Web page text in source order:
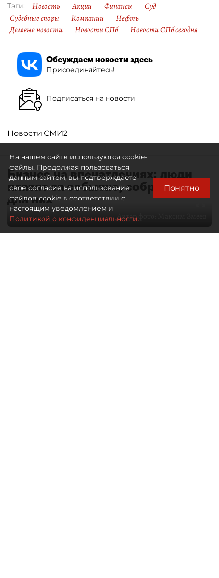
Тэги: Новость Акции Финансы
Суд
Судебные споры
Компании
Нефть
Деловые новости
Новости СПб Новости СПб сегодня
Обсуждаем новости здесь
Присоединяйтесь!
Подписаться на новости
Новости СМИ2
Бизнес на впечатлениях: люди
платят за событие, собранное
для них
Автор фото:
На нашем сайте используются cookie-
файлы. Продолжая пользоваться
данным сайтом, вы подтверждаете
свое согласие на использование
файлов cookie в соответствии с
настоящим уведомлением и
Политикой о конфиденциальности.
Понятно